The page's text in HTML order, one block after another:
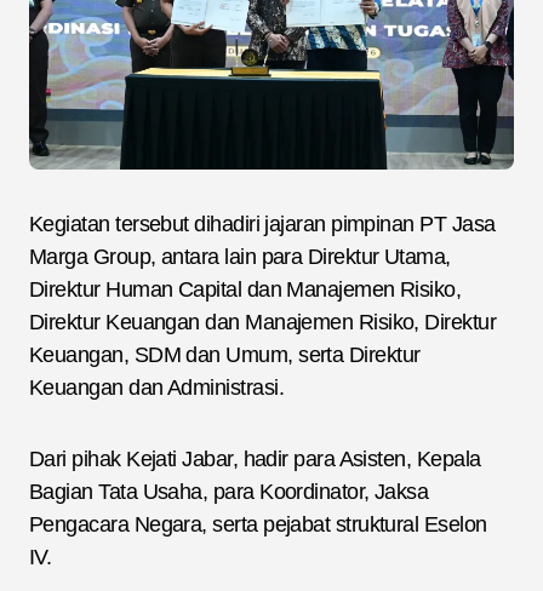
Kegiatan tersebut dihadiri jajaran pimpinan PT Jasa
Marga Group, antara lain para Direktur Utama,
Direktur Human Capital dan Manajemen Risiko,
Direktur Keuangan dan Manajemen Risiko, Direktur
Keuangan, SDM dan Umum, serta Direktur
Keuangan dan Administrasi.
Dari pihak Kejati Jabar, hadir para Asisten, Kepala
Bagian Tata Usaha, para Koordinator, Jaksa
Pengacara Negara, serta pejabat struktural Eselon
IV.